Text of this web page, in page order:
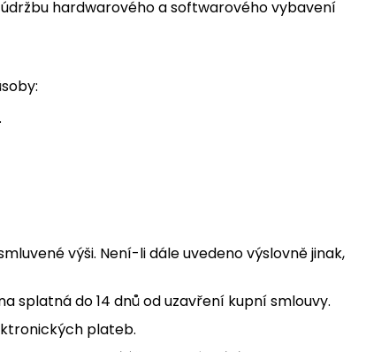
hardwarového a softwarového vybavení
výši. Není-li dále uvedeno výslovně jinak,
do 14 dnů od uzavření kupní smlouvy.
plateb.